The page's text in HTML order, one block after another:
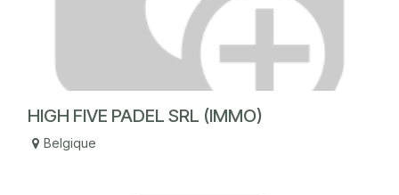
HIGH FIVE PADEL SRL (IMMO)
Belgique